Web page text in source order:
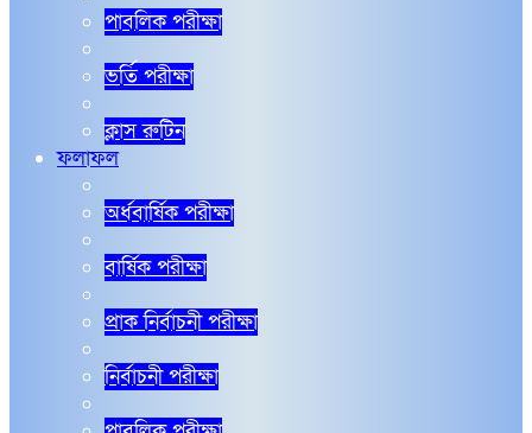
পাবলিক পরীক্ষা
ভর্তি পরীক্ষা
ক্লাস রুটিন
ফলাফল
অর্ধবার্ষিক পরীক্ষা
বার্ষিক পরীক্ষা
প্রাক নির্বাচনী পরীক্ষা
নির্বাচনী পরীক্ষা